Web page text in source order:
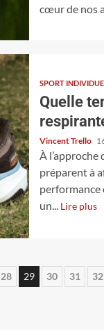
cœur de nos
SPORT
Quelle
Vincent Trello
À l’approche
préparent à
performance
un... Lire plus
28 29 30 31 32